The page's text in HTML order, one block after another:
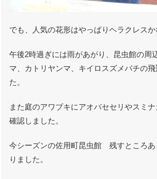
でも、人気の花形はやっぱりヘラクレスか
午後2時過ぎには雨があがり、昆虫館の周
マ、カトリヤンマ、キイロスズメバチの
た。
また庭のアワブキにアオバセセリやスミ
確認しました。
今シーズンの佐用町昆虫館 残すところあ
りました。